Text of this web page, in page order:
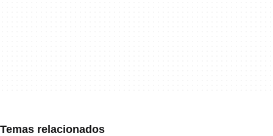
Temas relacionados